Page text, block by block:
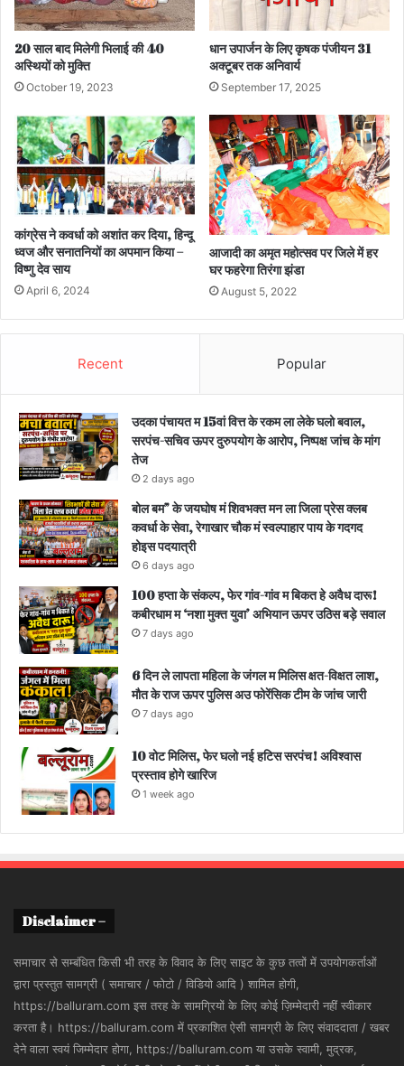
20 साल बाद मिलेगी भिलाई की 40
अस्थियों को मुक्ति
October 19, 2023
धान उपार्जन के लिए कृषक पंजीयन 31
अक्टूबर तक अनिवार्य
September 17, 2025
कांग्रेस ने कवर्धा को अशांत कर दिया, हिन्दू
ध्वज और सनातनियों का अपमान किया –
विष्णु देव साय
April 6, 2024
आजादी का अमृत महोत्सव पर जिले में हर
घर फहरेगा तिरंगा झंडा
August 5, 2022
Recent Popular
उदका पंचायत म 15वां वित्त के रकम ला लेके घलो बवाल,
सरपंच-सचिव ऊपर दुरुपयोग के आरोप, निष्पक्ष जांच के मांग
तेज
2 days ago
बोल बम” के जयघोष मं शिवभक्त मन ला जिला प्रेस क्लब
कवर्धा के सेवा, रेगाखार चौक मं स्वल्पाहार पाय के गदगद
होइस पदयात्री
6 days ago
100 हप्ता के संकल्प, फेर गांव-गांव म बिकत हे अवैध दारू!
कबीरधाम म ‘नशा मुक्त युवा’ अभियान ऊपर उठिस बड़े सवाल
7 days ago
6 दिन ले लापता महिला के जंगल म मिलिस क्षत-विक्षत लाश,
मौत के राज ऊपर पुलिस अउ फोरेंसिक टीम के जांच जारी
7 days ago
10 वोट मिलिस, फेर घलो नई हटिस सरपंच! अविश्वास
प्रस्ताव होगे खारिज
1 week ago
Disclaimer –
समाचार से सम्बंधित किसी भी तरह के विवाद के लिए साइट के कुछ तत्वों में उपयोगकर्ताओं
द्वारा प्रस्तुत सामग्री ( समाचार / फोटो / विडियो आदि ) शामिल होगी,
https://balluram.com इस तरह के सामग्रियों के लिए कोई ज़िम्मेदारी नहीं स्वीकार
करता है। https://balluram.com में प्रकाशित ऐसी सामग्री के लिए संवाददाता / खबर
देने वाला स्वयं जिम्मेदार होगा, https://balluram.com या उसके स्वामी, मुद्रक,